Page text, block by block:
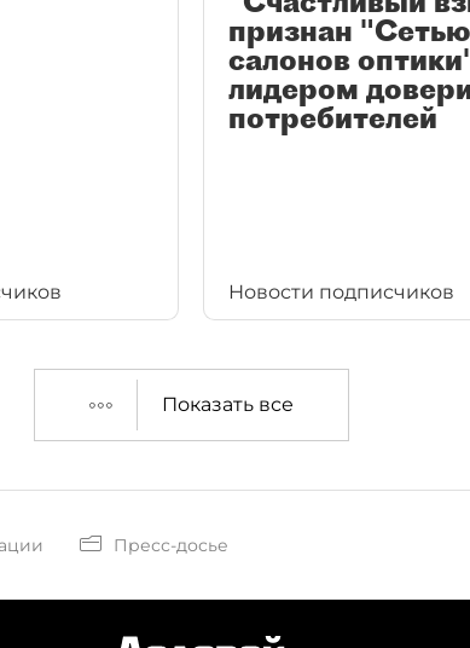
признан
салонов
лидером
потребителей
Новости подписчиков
Показать все
Пресс-досье